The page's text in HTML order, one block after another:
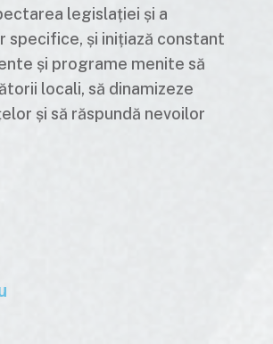
legislației și a
specifice, și inițiază constant
și programe menite să
locali, să dinamizeze
și să răspundă nevoilor